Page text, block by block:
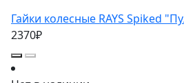
Гайки колесные RAYS Spiked
2370₽